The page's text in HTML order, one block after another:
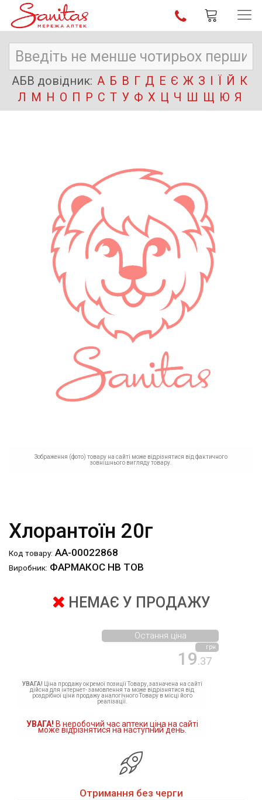
АБВ довідник: А Б В Г Д Е Є Ж З І Ї Й К
Л М Н О П Р С Т У Ф Х Ц Ч Ш Щ Ю Я
Зображення (фото) товару на сайті може відрізнятися від фактичного
зовнішнього вигляду товару.
Хлорантоїн 20г
Код товару: АА-00022868
Виробник: ФАРМАКОС НВ ТОВ
НЕМАЄ У ПРОДАЖУ
19.37
грн
Остання ціна
УВАГА! Ціна продажу окремої позиції Товару, зазначена на сайті
дійсна для інтернет- замовлення та може відрізнятися від
роздрібної ціни продажу аналогічного Товару в місці його
реалізації.
УВАГА! В неробочий час аптеки ціна на сайті
може відрізнятися на наступний день.
Отримання без черги